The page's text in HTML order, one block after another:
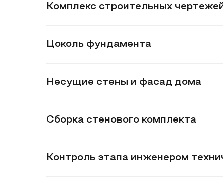
Комплекс строительных
Цоколь фундамента
Несущие стены и фасад дома
Сборка стенового комплекта
Контроль этапа инженером